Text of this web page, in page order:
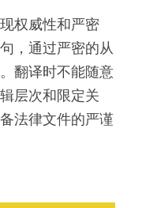
权威性和严密
，通过严密的从
翻译时不能随意
层次和限定关
法律文件的严谨